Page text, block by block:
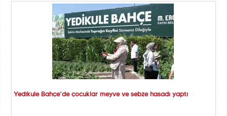
Yedikule Bahçe’de çocuklar meyve ve sebze hasadı yaptı